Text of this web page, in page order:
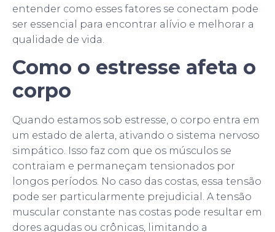
entender como esses fatores se conectam pode
ser essencial para encontrar alívio e melhorar a
qualidade de vida.
Como o estresse afeta o
corpo
Quando estamos sob estresse, o corpo entra em
um estado de alerta, ativando o sistema nervoso
simpático. Isso faz com que os músculos se
contraiam e permaneçam tensionados por
longos períodos. No caso das costas, essa tensão
pode ser particularmente prejudicial. A tensão
muscular constante nas costas pode resultar em
dores agudas ou crônicas, limitando a